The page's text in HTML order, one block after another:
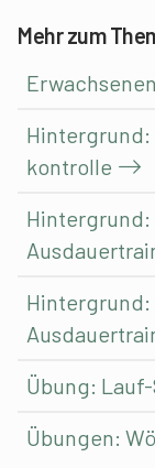
Mehr zum
kontrolle
Hintergrund:
Hintergrund:
Übung:
Übungen: